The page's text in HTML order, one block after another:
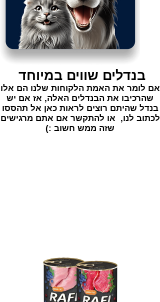
אם לומר את האמת הלקוחות שלנו הם אלו
שהרכיבו את הבנדלים האלה, אז אם יש
בנדל שהיתם רוצים לראות כאן אל תהססו
לכתוב לנו, או להתקשר אם אתם מרגישים
שזה ממש חשוב :)